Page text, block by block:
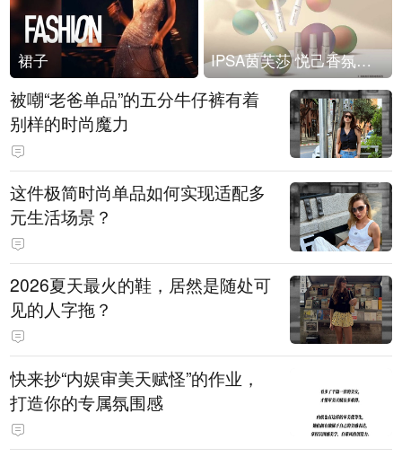
裙子 IPSA茵芙莎 悦己香氛凝露上市
被嘲“老爸单品”的五分牛仔裤有着
别样的时尚魔力
这件极简时尚单品如何实现适配多
元生活场景？
2026夏天最火的鞋，居然是随处可
见的人字拖？
快来抄“内娱审美天赋怪”的作业，
打造你的专属氛围感